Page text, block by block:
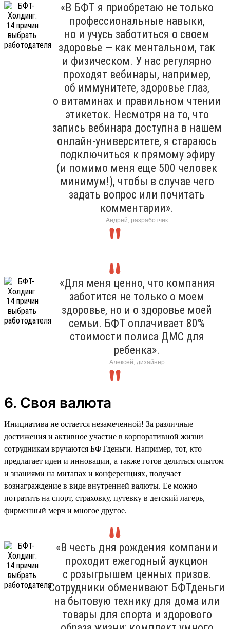
«В БФТ я приобретаю не только
профессиональные навыки,
но и учусь заботиться о своем
здоровье — как ментальном, так
и физическом. У нас регулярно
проходят вебинары, например,
об иммунитете, здоровье глаз,
о витаминах и правильном чтении
этикеток. Несмотря на то, что
запись вебинара доступна в нашем
онлайн-университете, я стараюсь
подключиться к прямому эфиру
(и помимо меня еще 500 человек
минимум!), чтобы в случае чего
задать вопрос или почитать
комментарии».
Андрей, разработчик
«Для меня ценно, что компания
заботится не только о моем
здоровье, но и о здоровье моей
семьи. БФТ оплачивает 80%
стоимости полиса ДМС для
ребенка».
Алексей, дизайнер
6. Своя валюта
Инициатива не остается незамеченной! За различные
достижения и активное участие в корпоративной жизни
сотрудникам вручаются БФТденьги. Например, тот, кто
предлагает идеи и инновации, а также готов делиться опытом
и знаниями на митапах и конференциях, получает
вознаграждение в виде внутренней валюты. Ее можно
потратить на спорт, страховку, путевку в детский лагерь,
фирменный мерч и многое другое.
«В честь дня рождения компании
проходит ежегодный аукцион
с розыгрышем ценных призов.
Сотрудники обменивают БФТденьги
на бытовую технику для дома или
товары для спорта и здорового